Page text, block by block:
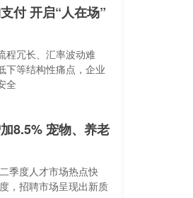
付 开启“人在场”
程冗长、汇率波动难
下等结构性痛点，企业
全
8.5% 宠物、养老
季度人才市场热点快
，招聘市场呈现出新质